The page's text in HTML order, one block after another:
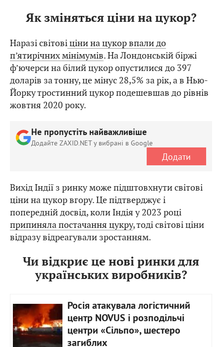
Як зміняться ціни на цукор?
Наразі світовіціни на цукор впали до
п’ятирічних мінімумів. На Лондонській біржі
ф’ючерси на білий цукор опустилися до 397
доларів за тонну, це мінус 28,5% за рік, а в Нью-
Йорку тростинний цукор подешевшав до рівнів
жовтня 2020 року.
Не пропустіть найважливіше
Додайте ZAXID.NET у вибрані в Google
Додати
Вихід Індії з ринку може підштовхнути світові
ціни на цукор вгору. Це підтверджує і
попередній досвід, коли Індія у 2023 році
припиняла постачання цукру, тоді світові ціни
відразу відреагували зростанням.
Чи відкриє це нові ринки для
українських виробників?
Росія атакувала логістичний
центр NOVUS і розподільчі
центри «Сільпо», шестеро
загиблих